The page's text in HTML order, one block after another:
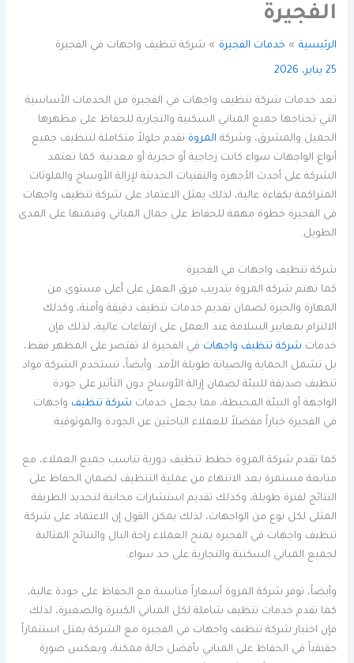
الفجيرة
الرئيسية خدمات الفجيرة شركة تنظيف واجهات في الفجيرة
25 يناير، 2026
تعد خدمات شركة تنظيف واجهات في الفجيرة من الخدمات الأساسية
التي تحتاجها جميع المباني السكنية والتجارية للحفاظ على مظهرها
الجميل والمشرق، وشركة المروة تقدم حلولاً متكاملة لتنظيف جميع
أنواع الواجهات سواء كانت زجاجية أو حجرية أو معدنية. كما تعتمد
الشركة على أحدث الأجهزة والتقنيات الحديثة لإزالة الأوساخ والملوثات
المتراكمة بكفاءة عالية، لذلك يمثل الاعتماد على شركة تنظيف واجهات
في الفجيرة خطوة مهمة للحفاظ على جمال المباني وقيمتها على المدى
الطويل.
شركة تنظيف واجهات في الفجيرة
كما تهتم شركة المروة بتدريب فرق العمل على أعلى مستوى من
المهارة والخبرة لضمان تقديم خدمات تنظيف دقيقة وآمنة، وكذلك
الالتزام بمعايير السلامة عند العمل على ارتفاعات عالية، لذلك فإن
خدمات شركة تنظيف واجهات في الفجيرة لا تقتصر على المظهر فقط،
بل تشمل الحماية والصيانة طويلة الأمد. وأيضاً، تستخدم الشركة مواد
تنظيف صديقة للبيئة لضمان إزالة الأوساخ دون التأثير على جودة
الواجهة أو البيئة المحيطة، مما يجعل خدمات شركة تنظيف واجهات
في الفجيرة خياراً مفضلاً للعملاء الباحثين عن الجودة والموثوقية.
كما تقدم شركة المروة خطط تنظيف دورية تناسب جميع العملاء، مع
متابعة مستمرة بعد الانتهاء من عملية التنظيف لضمان الحفاظ على
النتائج لفترة طويلة، وكذلك تقديم استشارات مجانية لتحديد الطريقة
المثلى لكل نوع من الواجهات، لذلك يمكن القول إن الاعتماد على شركة
تنظيف واجهات في الفجيرة يمنح العملاء راحة البال والنتائج المثالية
لجميع المباني السكنية والتجارية على حد سواء.
وأيضاً، توفر شركة المروة أسعاراً مناسبة مع الحفاظ على جودة عالية،
كما تقدم خدمات تنظيف شاملة لكل المباني الكبيرة والصغيرة، لذلك
فإن اختيار شركة تنظيف واجهات في الفجيرة مع الشركة يمثل استثماراً
حقيقياً في الحفاظ على المباني بأفضل حالة ممكنة، ويعكس صورة